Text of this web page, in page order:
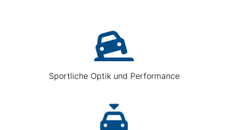
Sportliche Optik und Performance